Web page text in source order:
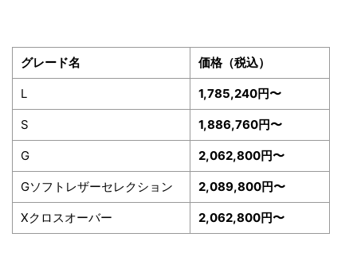
グレード名 価格（税込）
L 1,785,240円〜
S 1,886,760円〜
G 2,062,800円〜
Gソフトレザーセレクション 2,089,800円〜
Xクロスオーバー 2,062,800円〜